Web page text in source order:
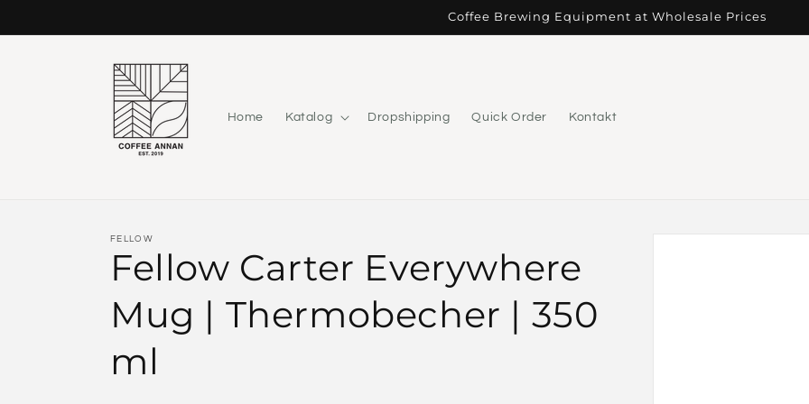
Inhalt
Coffee Brewing Equipment at Wholesale Prices
Home Katalog Dropshipping Quick Order Kontakt
Zu
FELLOW
Fellow Carter Everywhere
Mug | Thermobecher | 350
ml